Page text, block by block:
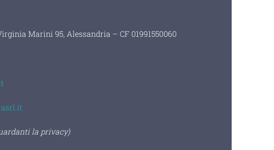
Marini 95, Alessandria – CF 01991550060
la privacy)